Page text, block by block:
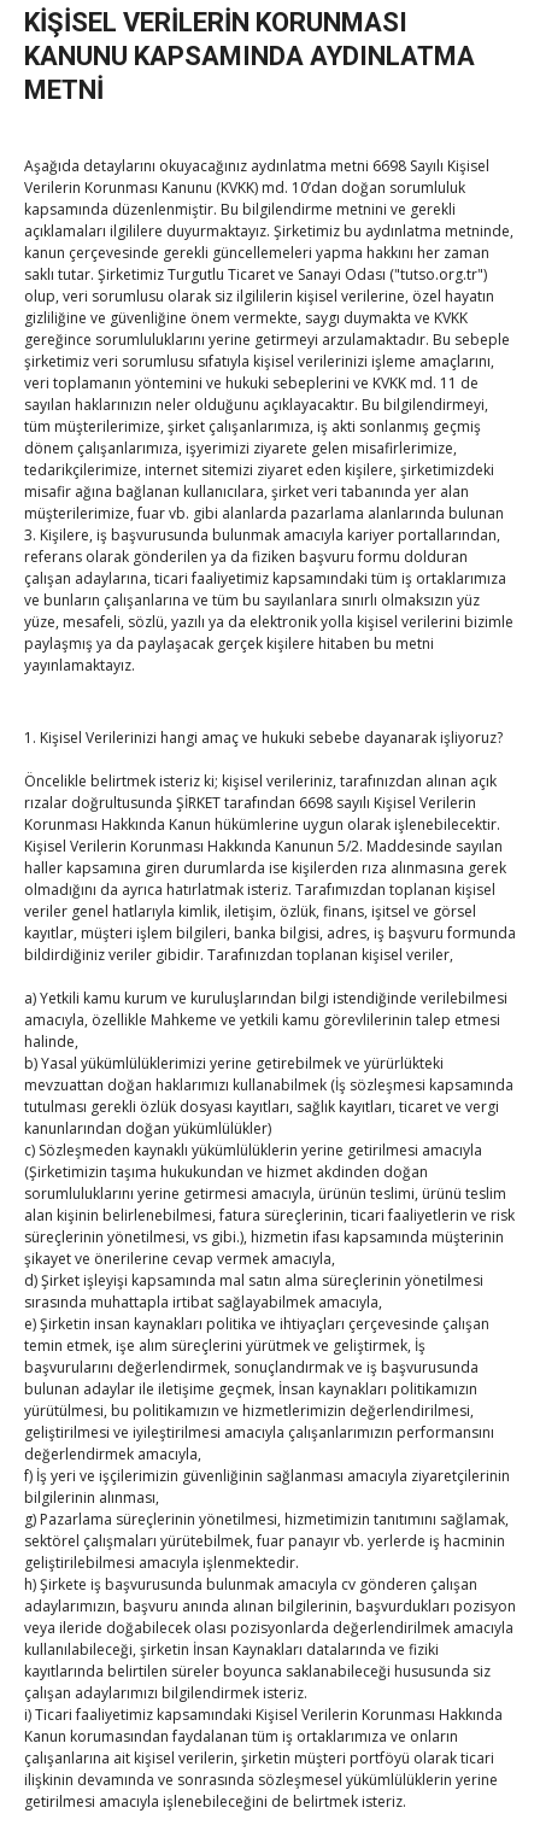
KİŞİSEL VERİLERİN KORUNMASI
KANUNU KAPSAMINDA AYDINLATMA
METNİ
Aşağıda detaylarını okuyacağınız aydınlatma metni 6698 Sayılı Kişisel
Verilerin Korunması Kanunu (KVKK) md. 10’dan doğan sorumluluk
kapsamında düzenlenmiştir. Bu bilgilendirme metnini ve gerekli
açıklamaları ilgililere duyurmaktayız. Şirketimiz bu aydınlatma metninde,
kanun çerçevesinde gerekli güncellemeleri yapma hakkını her zaman
saklı tutar. Şirketimiz Turgutlu Ticaret ve Sanayi Odası ("tutso.org.tr")
olup, veri sorumlusu olarak siz ilgililerin kişisel verilerine, özel hayatın
gizliliğine ve güvenliğine önem vermekte, saygı duymakta ve KVKK
gereğince sorumluluklarını yerine getirmeyi arzulamaktadır. Bu sebeple
şirketimiz veri sorumlusu sıfatıyla kişisel verilerinizi işleme amaçlarını,
veri toplamanın yöntemini ve hukuki sebeplerini ve KVKK md. 11 de
sayılan haklarınızın neler olduğunu açıklayacaktır. Bu bilgilendirmeyi,
tüm müşterilerimize, şirket çalışanlarımıza, iş akti sonlanmış geçmiş
dönem çalışanlarımıza, işyerimizi ziyarete gelen misafirlerimize,
tedarikçilerimize, internet sitemizi ziyaret eden kişilere, şirketimizdeki
misafir ağına bağlanan kullanıcılara, şirket veri tabanında yer alan
müşterilerimize, fuar vb. gibi alanlarda pazarlama alanlarında bulunan
3. Kişilere, iş başvurusunda bulunmak amacıyla kariyer portallarından,
referans olarak gönderilen ya da fiziken başvuru formu dolduran
çalışan adaylarına, ticari faaliyetimiz kapsamındaki tüm iş ortaklarımıza
ve bunların çalışanlarına ve tüm bu sayılanlara sınırlı olmaksızın yüz
yüze, mesafeli, sözlü, yazılı ya da elektronik yolla kişisel verilerini bizimle
paylaşmış ya da paylaşacak gerçek kişilere hitaben bu metni
yayınlamaktayız.
1. Kişisel Verilerinizi hangi amaç ve hukuki sebebe dayanarak işliyoruz?
Öncelikle belirtmek isteriz ki; kişisel verileriniz, tarafınızdan alınan açık
rızalar doğrultusunda ŞİRKET tarafından 6698 sayılı Kişisel Verilerin
Korunması Hakkında Kanun hükümlerine uygun olarak işlenebilecektir.
Kişisel Verilerin Korunması Hakkında Kanunun 5/2. Maddesinde sayılan
haller kapsamına giren durumlarda ise kişilerden rıza alınmasına gerek
olmadığını da ayrıca hatırlatmak isteriz. Tarafımızdan toplanan kişisel
veriler genel hatlarıyla kimlik, iletişim, özlük, finans, işitsel ve görsel
kayıtlar, müşteri işlem bilgileri, banka bilgisi, adres, iş başvuru formunda
bildirdiğiniz veriler gibidir. Tarafınızdan toplanan kişisel veriler,
a) Yetkili kamu kurum ve kuruluşlarından bilgi istendiğinde verilebilmesi
amacıyla, özellikle Mahkeme ve yetkili kamu görevlilerinin talep etmesi
halinde,
b) Yasal yükümlülüklerimizi yerine getirebilmek ve yürürlükteki
mevzuattan doğan haklarımızı kullanabilmek (İş sözleşmesi kapsamında
tutulması gerekli özlük dosyası kayıtları, sağlık kayıtları, ticaret ve vergi
kanunlarından doğan yükümlülükler)
c) Sözleşmeden kaynaklı yükümlülüklerin yerine getirilmesi amacıyla
(Şirketimizin taşıma hukukundan ve hizmet akdinden doğan
sorumluluklarını yerine getirmesi amacıyla, ürünün teslimi, ürünü teslim
alan kişinin belirlenebilmesi, fatura süreçlerinin, ticari faaliyetlerin ve risk
süreçlerinin yönetilmesi, vs gibi.), hizmetin ifası kapsamında müşterinin
şikayet ve önerilerine cevap vermek amacıyla,
d) Şirket işleyişi kapsamında mal satın alma süreçlerinin yönetilmesi
sırasında muhattapla irtibat sağlayabilmek amacıyla,
e) Şirketin insan kaynakları politika ve ihtiyaçları çerçevesinde çalışan
temin etmek, işe alım süreçlerini yürütmek ve geliştirmek, İş
başvurularını değerlendirmek, sonuçlandırmak ve iş başvurusunda
bulunan adaylar ile iletişime geçmek, İnsan kaynakları politikamızın
yürütülmesi, bu politikamızın ve hizmetlerimizin değerlendirilmesi,
geliştirilmesi ve iyileştirilmesi amacıyla çalışanlarımızın performansını
değerlendirmek amacıyla,
f) İş yeri ve işçilerimizin güvenliğinin sağlanması amacıyla ziyaretçilerinin
bilgilerinin alınması,
g) Pazarlama süreçlerinin yönetilmesi, hizmetimizin tanıtımını sağlamak,
sektörel çalışmaları yürütebilmek, fuar panayır vb. yerlerde iş hacminin
geliştirilebilmesi amacıyla işlenmektedir.
h) Şirkete iş başvurusunda bulunmak amacıyla cv gönderen çalışan
adaylarımızın, başvuru anında alınan bilgilerinin, başvurdukları pozisyon
veya ileride doğabilecek olası pozisyonlarda değerlendirilmek amacıyla
kullanılabileceği, şirketin İnsan Kaynakları datalarında ve fiziki
kayıtlarında belirtilen süreler boyunca saklanabileceği hususunda siz
çalışan adaylarımızı bilgilendirmek isteriz.
i) Ticari faaliyetimiz kapsamındaki Kişisel Verilerin Korunması Hakkında
Kanun korumasından faydalanan tüm iş ortaklarımıza ve onların
çalışanlarına ait kişisel verilerin, şirketin müşteri portföyü olarak ticari
ilişkinin devamında ve sonrasında sözleşmesel yükümlülüklerin yerine
getirilmesi amacıyla işlenebileceğini de belirtmek isteriz.
yaptığı konuşmada TDT üyesi ülkelerin ekonomik işbirliğinin
gelişmesinin bu
ülkelerin halklarının refahını yükselteceğini belirtti. Aliyev,
inandıklarını ve bu hususta
her türlü desteği vereceklerini kaydetti.
TDT Genel Sekreteri Ömüraliyev de ekonomik ilişkilerin
geliştirilmesinin TDT ülkeleri için büyük önem arz ettiğini
söyledi. Ömüraliyev, TDT ülkeleri arasındaki ticaretin,
potansiyeli
yansıtmadığını, yatırımların ve ticaretin artırılması için daha
fazla çaba sarf
edilmesi gerektiğini ifade etti.
TIF Başkanı Amreyev, Türk dünyasının ekonomik açıdan
gelişmesi ve ekonomik entegrasyona ulaşmayı
hedeflediklerini dile getirdi. Amreyev, uzun süreli vizyon ve
hedeflere sahip olduklarını
fakat daha yolun başında olduklarını söyleyerek dijital
ekonomi ve yapay zeka
gibi alanlara önem verilmesi gerektiğini vurguladı.
Etkinliğin sonunda TTSO Başkanı Musayev ile TIF Başkanı
mutabakat zaptına
imza attı.
Post Views: 204
Post
navigation
←Hisarcıklıoğlu, Elazığ TSO Yüksek İstişare Kurulu
üyeleriyle buluştu
Türk iş dünyası Ukrayna’nın yeniden imarı için desteğe
hazır →
TOBB Son Yazılar
Hisarcıklıoğlu ICCD Genel Sekreteri Khalawi ile görüştü
ByTUTSOon Ağu 7, 2026
Kahramanmaraş Ticaret ve Sanayi Odası’nın yeni
binası hizmete açıldı
ByTUTSOon Ağu 5, 2026
Diren ailesine taziye ziyareti
ByTUTSOon Ağu 4, 2026
Hisarcıklıoğlu, Ardahan Üniversitesi Rektörü Prof. Dr.
Emiroğlu’nu kabul etti
ByTUTSOon Ağu 4, 2026